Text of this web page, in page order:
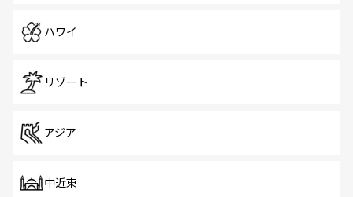
ハワイ
リゾート
アジア
中近東